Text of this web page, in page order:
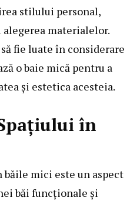
stilului personal,
materialelor.
fie luate în considerare
o baie mică pentru a
și estetica acesteia.
în
mici este un aspect
băi funcționale și